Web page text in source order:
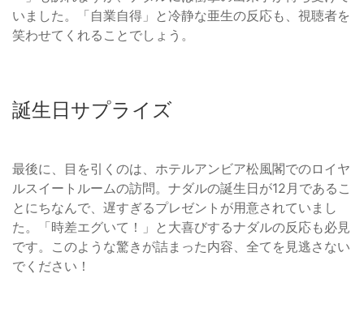
いました。「自業自得」と冷静な亜生の反応も、視聴者を
笑わせてくれることでしょう。
誕生日サプライズ
最後に、目を引くのは、ホテルアンビア松風閣でのロイヤ
ルスイートルームの訪問。ナダルの誕生日が12月であるこ
とにちなんで、遅すぎるプレゼントが用意されていまし
た。「時差エグいて！」と大喜びするナダルの反応も必見
です。このような驚きが詰まった内容、全てを見逃さない
でください！